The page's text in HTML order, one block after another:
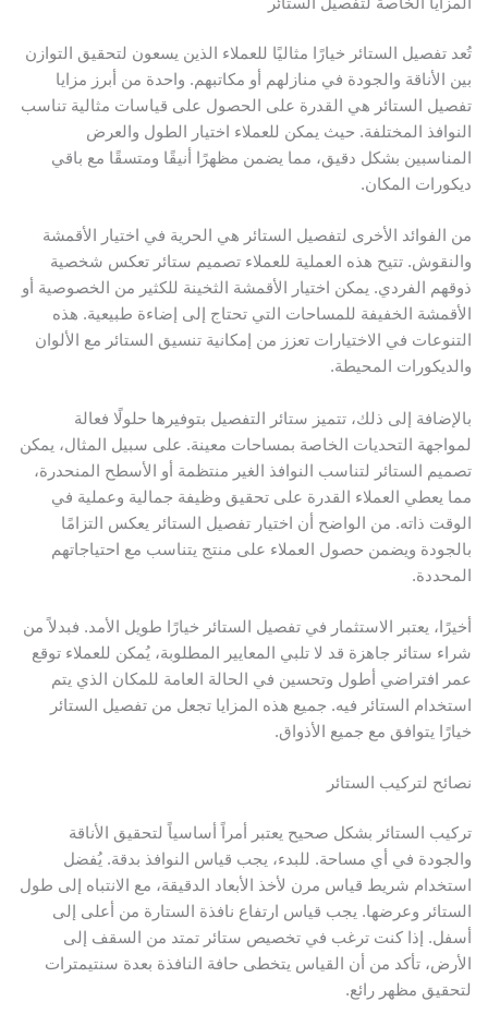
تفصيل الستائر خيارًا مثاليًا للعملاء الذين يسعون لتحقيق التوازن
الأناقة والجودة في منازلهم أو مكاتبهم. واحدة من أبرز مزايا
الستائر هي القدرة على الحصول على قياسات مثالية تناسب
المختلفة. حيث يمكن للعملاء اختيار الطول والعرض
بشكل دقيق، مما يضمن مظهرًا أنيقًا ومتسقًا مع باقي
المكان.
الفوائد الأخرى لتفصيل الستائر هي الحرية في اختيار الأقمشة
تتيح هذه العملية للعملاء تصميم ستائر تعكس شخصية
الفردي. يمكن اختيار الأقمشة الثخينة للكثير من الخصوصية أو
الخفيفة للمساحات التي تحتاج إلى إضاءة طبيعية. هذه
في الاختيارات تعزز من إمكانية تنسيق الستائر مع الألوان
المحيطة.
إلى ذلك، تتميز ستائر التفصيل بتوفيرها حلولًا فعالة
التحديات الخاصة بمساحات معينة. على سبيل المثال، يمكن
الستائر لتناسب النوافذ الغير منتظمة أو الأسطح المنحدرة،
يعطي العملاء القدرة على تحقيق وظيفة جمالية وعملية في
ذاته. من الواضح أن اختيار تفصيل الستائر يعكس التزامًا
ويضمن حصول العملاء على منتج يتناسب مع احتياجاتهم
يعتبر الاستثمار في تفصيل الستائر خيارًا طويل الأمد. فبدلاً من
ستائر جاهزة قد لا تلبي المعايير المطلوبة، يُمكن للعملاء توقع
افتراضي أطول وتحسين في الحالة العامة للمكان الذي يتم
الستائر فيه. جميع هذه المزايا تجعل من تفصيل الستائر
يتوافق مع جميع الأذواق.
لتركيب الستائر
الستائر بشكل صحيح يعتبر أمراً أساسياً لتحقيق الأناقة
في أي مساحة. للبدء، يجب قياس النوافذ بدقة. يُفضل
شريط قياس مرن لأخذ الأبعاد الدقيقة، مع الانتباه إلى طول
وعرضها. يجب قياس ارتفاع نافذة الستارة من أعلى إلى
إذا كنت ترغب في تخصيص ستائر تمتد من السقف إلى
تأكد من أن القياس يتخطى حافة النافذة بعدة سنتيمترات
مظهر رائع.